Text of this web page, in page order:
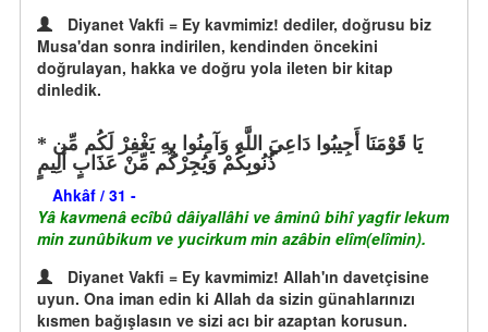
Diyanet Vakfi = Ey kavmimiz! dediler, doğrusu biz
Musa'dan sonra indirilen, kendinden öncekini
doğrulayan, hakka ve doğru yola ileten bir kitap
dinledik.
ذُنُوبِكُمْ وَيُجِرْكُم مِّنْ عَذَابٍ أَلِيمٍ
Ahkâf / 31 -
Yâ kavmenâ ecîbû dâiyallâhi ve âminû bihî yagfir lekum
min zunûbikum ve yucirkum min azâbin elîm(elîmin).
Diyanet Vakfi = Ey kavmimiz! Allah'ın davetçisine
uyun. Ona iman edin ki Allah da sizin günahlarınızı
kısmen bağışlasın ve sizi acı bir azaptan korusun.